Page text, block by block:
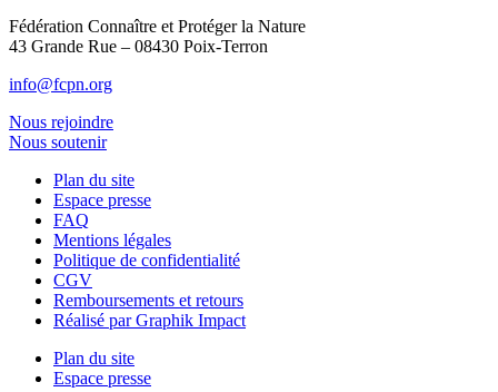
Fédération Connaître et Protéger la Nature
43 Grande Rue – 08430 Poix-Terron
info@fcpn.org
Nous rejoindre
Nous soutenir
Plan du site
Espace presse
FAQ
Mentions légales
Politique de confidentialité
CGV
Remboursements et retours
Réalisé par Graphik Impact
Plan du site
Espace presse